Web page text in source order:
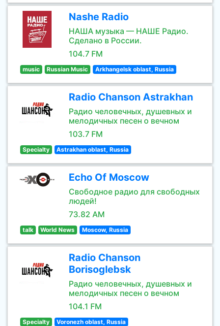
Nashe Radio
НАША музыка — НАШЕ Радио.
Сделано в России.
104.7 FM
music Russian Music Arkhangelsk oblast, Russia
Radio Chanson Astrakhan
Радио человечных, душевных и
мелодичных песен о вечном
103.7 FM
Specialty Astrakhan oblast, Russia
Echo Of Moscow
Свободное радио для свободных
людей!
73.82 AM
talk World News Moscow, Russia
Radio Chanson
Borisoglebsk
Радио человечных, душевных и
мелодичных песен о вечном
104.1 FM
Specialty Voronezh oblast, Russia